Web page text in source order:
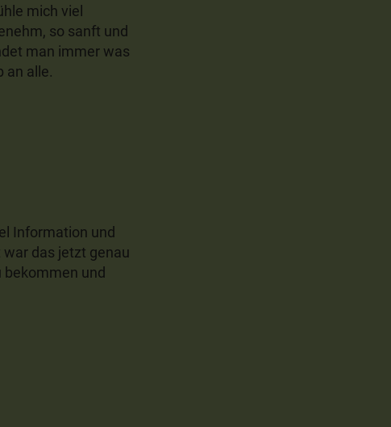
mich viel
so sanft und
man immer was
an alle.
Information und
das jetzt genau
bekommen und